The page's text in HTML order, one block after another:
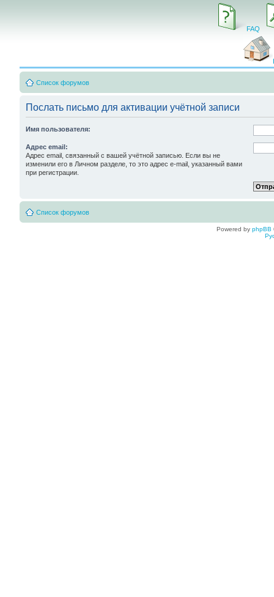
FAQ
Список форумов
Послать письмо для активации учётной записи
Имя пользователя:
Адрес email:
Адрес email, связанный с вашей учётной записью. Если вы не
изменили его в Личном разделе, то это адрес e-mail, указанный вами
при регистрации.
Список форумов
Powered by phpBB